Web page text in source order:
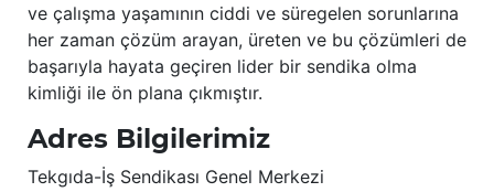
ve çalışma yaşamının ciddi ve süregelen sorunlarına
her zaman çözüm arayan, üreten ve bu çözümleri de
başarıyla hayata geçiren lider bir sendika olma
kimliği ile ön plana çıkmıştır.
Adres Bilgilerimiz
Tekgıda-İş Sendikası Genel Merkezi